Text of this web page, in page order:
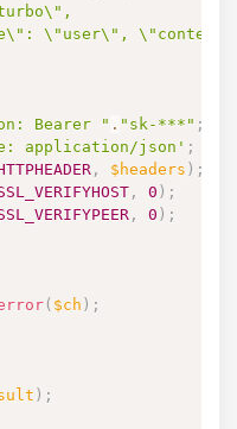
\"user\",
Bearer " . "sk-***" ;
application/json' ;
, $headers ) ;
, 0 ) ;
, 0 ) ;
( $ch ) ;
) ;